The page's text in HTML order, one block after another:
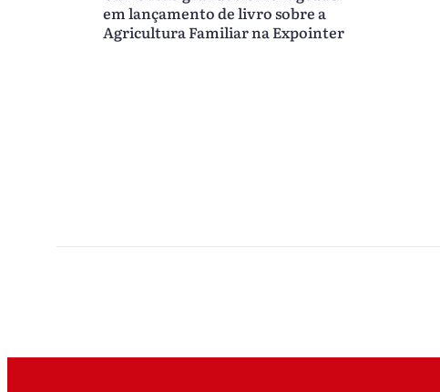
em lançamento de livro sobre a
Agricultura Familiar na Expointer